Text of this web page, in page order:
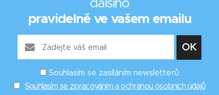
dalšího
pravidelně ve vašem emailu
Souhlasím se zasíláním newsletterů
Souhlasím se zpracováním a ochranou osobních údajů